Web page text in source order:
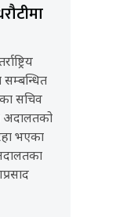
सम्बन्धित
सचिव
अदालतको
भएका